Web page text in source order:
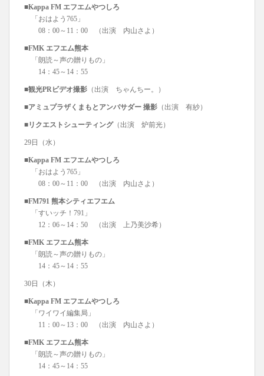
■Kappa FM エフエムやつしろ
「おはよう765」
08：00～11：00 （出演 内山さよ）
■FMK エフエム熊本
「朗読～声の贈りもの」
14：45～14：55
■観光PRビデオ撮影 （出演 ちゃんちー。）
■アミュプラザくまもとアンバサダー 撮影 （出演 有紗）
■リクエストシューティング（出演 炉前光）
29日（水）
■Kappa FM エフエムやつしろ
「おはよう765」
08：00～11：00 （出演 内山さよ）
■FM791 熊本シティエフエム
「すいッチ！791」
12：06～14：50 （出演 上乃美沙希）
■FMK エフエム熊本
「朗読～声の贈りもの」
14：45～14：55
30日（木）
■Kappa FM エフエムやつしろ
「ワイワイ編集局」
11：00～13：00 （出演 内山さよ）
■FMK エフエム熊本
「朗読～声の贈りもの」
14：45～14：55